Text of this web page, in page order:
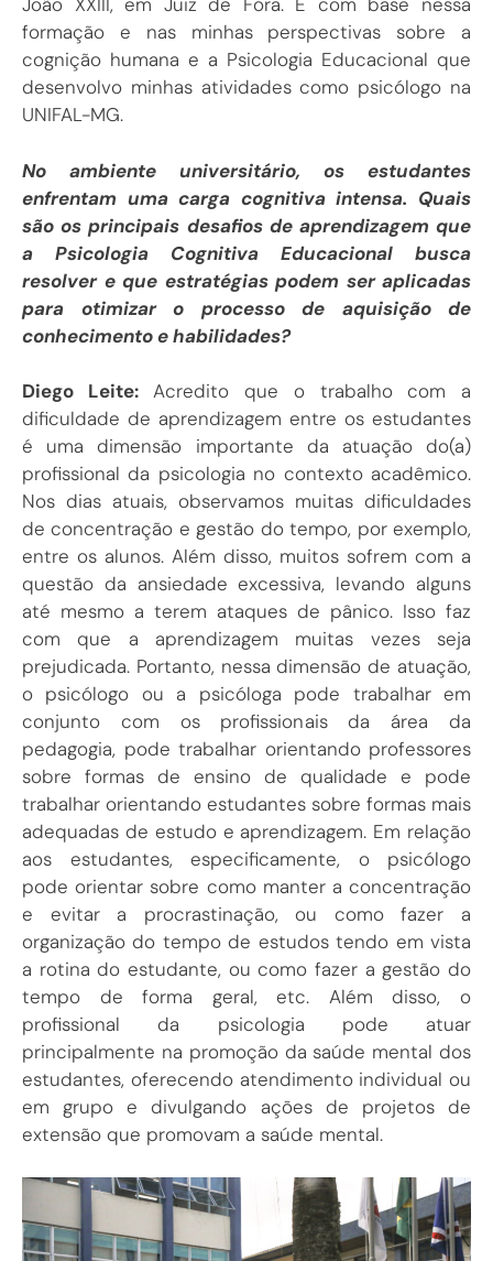
formação e nas minhas perspectivas sobre a
cognição humana e a Psicologia Educacional que
desenvolvo minhas atividades como psicólogo na
UNIFAL-MG.
No ambiente universitário, os estudantes
enfrentam uma carga cognitiva intensa. Quais
são os principais desafios de aprendizagem que
a Psicologia Cognitiva Educacional busca
resolver e que estratégias podem ser aplicadas
para otimizar o processo de aquisição de
conhecimento e habilidades?
Diego Leite:Acredito que o trabalho com a
dificuldade de aprendizagem entre os estudantes
é uma dimensão importante da atuação do(a)
profissional da psicologia no contexto acadêmico.
Nos dias atuais, observamos muitas dificuldades
de concentração e gestão do tempo, por exemplo,
entre os alunos. Além disso, muitos sofrem com a
questão da ansiedade excessiva, levando alguns
até mesmo a terem ataques de pânico. Isso faz
com que a aprendizagem muitas vezes seja
prejudicada. Portanto, nessa dimensão de atuação,
o psicólogo ou a psicóloga pode trabalhar em
conjunto com os profissionais da área da
pedagogia, pode trabalhar orientando professores
sobre formas de ensino de qualidade e pode
trabalhar orientando estudantes sobre formas mais
adequadas de estudo e aprendizagem. Em relação
aos estudantes, especificamente, o psicólogo
pode orientar sobre como manter a concentração
e evitar a procrastinação, ou como fazer a
organização do tempo de estudos tendo em vista
a rotina do estudante, ou como fazer a gestão do
tempo de forma geral, etc. Além disso, o
profissional da psicologia pode atuar
principalmente na promoção da saúde mental dos
estudantes, oferecendo atendimento individual ou
em grupo e divulgando ações de projetos de
extensão que promovam a saúde mental.